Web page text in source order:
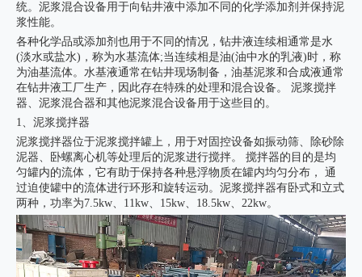
统。泥浆混合设备用于向钻井液中添加不同的化学添加剂并保持泥
浆性能。
各种化学品或添加剂也用于不同的情况，钻井液连续相通常是水
(淡水或盐水)，称为水基流体;当连续相是油(油中水的乳液)时，称
为油基流体。水基液通常在钻井现场制备，油基泥浆和合成液通常
在钻井液工厂生产，因此存在特殊的处理和混合设备。 泥浆搅拌
器、泥浆混合器和其他泥浆混合设备用于这些目的。
1、泥浆搅拌器
泥浆搅拌器位于泥浆搅拌罐上，用于对固控设备如振动筛、除砂除
泥器、卧螺离心机等处理后的泥浆进行搅拌。 搅拌器的目的是均
匀罐内的流体，它有助于保持各种悬浮物质在罐内均匀分布， 通
过迫使罐中的流体进行环形和旋转运动。泥浆搅拌器有卧式和立式
两种，功率为7.5kw、11kw、15kw、18.5kw、22kw。